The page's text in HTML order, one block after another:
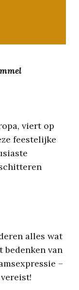
viert op
feestelijke
alles wat
bedenken van
–